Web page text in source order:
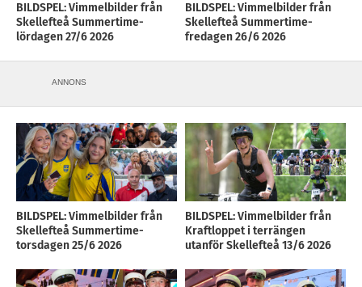
BILDSPEL: Vimmelbilder från
Skellefteå Summertime-
lördagen 27/6 2026
BILDSPEL: Vimmelbilder från
Skellefteå Summertime-
fredagen 26/6 2026
ANNONS
BILDSPEL: Vimmelbilder från
Skellefteå Summertime-
torsdagen 25/6 2026
BILDSPEL: Vimmelbilder från
Kraftloppet i terrängen
utanför Skellefteå 13/6 2026